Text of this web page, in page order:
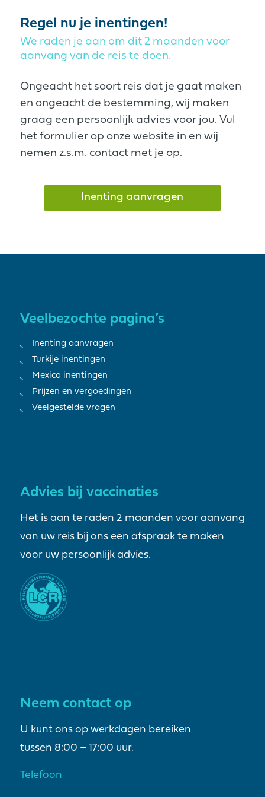
Regel nu je inentingen!
We raden je aan om dit 2 maanden voor
aanvang van de reis te doen.
Ongeacht het soort reis dat je gaat maken
en ongeacht de bestemming, wij maken
graag een persoonlijk advies voor jou. Vul
het formulier op onze website in en wij
nemen z.s.m. contact met je op.
Inenting aanvragen
Veelbezochte pagina’s
Inenting aanvragen
Turkije inentingen
Mexico inentingen
Prijzen en vergoedingen
Veelgestelde vragen
Advies bij vaccinaties
Het is aan te raden 2 maanden voor aanvang
van uw reis bij ons een afspraak te maken
voor uw persoonlijk advies.
Neem contact op
U kunt ons op werkdagen bereiken
tussen 8:00 – 17:00 uur.
Telefoon